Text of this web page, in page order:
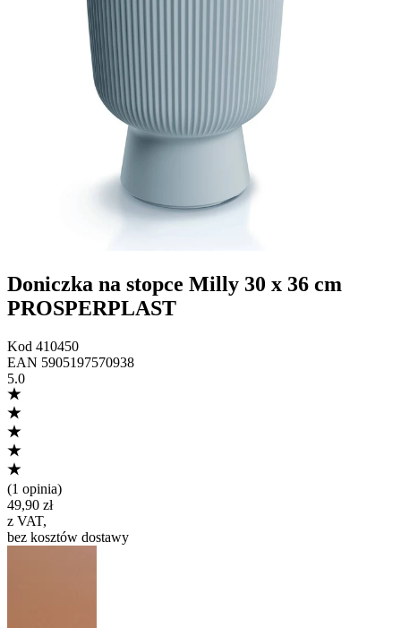
Doniczka na stopce Milly 30 x 36 cm
PROSPERPLAST
Kod 410450
EAN 5905197570938
5.0
(1 opinia)
49,90 zł
z VAT,
bez kosztów dostawy